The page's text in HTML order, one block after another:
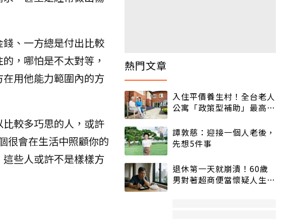
、一方總是付出比較
，哪怕是不太對等，
用他能力範圍內的方
較多巧思的人，或許
很會在生活中照顧你的
些人或許不是樣樣方
熱門文章
入住平價養生村！全台老人
公寓「政策型補助」最高打
譚敦慈：迎接一個人老後，
先想5件事
退休第一天就崩潰！60歲
男對著超商便當懷疑人生